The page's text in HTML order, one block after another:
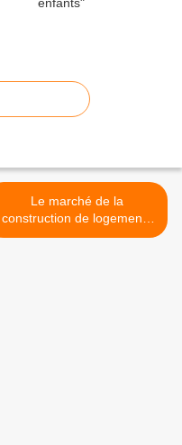
Le marché de la
construction de logements
peine à rebondir >